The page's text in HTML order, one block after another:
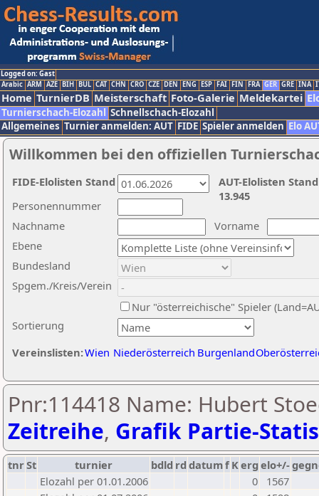
Logged on: Gast
Arabic ARM AZE BIH BUL CAT CHN CRO CZE DEN ENG ESP FAI FIN FRA GER GRE INA
Home TurnierDB Meisterschaft Foto-Galerie Meldekartei
Turnierschach-Elozahl Schnellschach-Elozahl
Allgemeines Turnier anmelden: AUT FIDE Spieler anmelden Elo
Willkommen bei den offiziellen
Nachname
Vorname
Ebene
Sortierung
Personennummer
Bundesland
Spgem./Kreis/Verein
Nur "österreichische" Spieler
Vereinslisten:Wien Niederösterreich Burgenland
AUT-Elolisten
13.945
FIDE-Elolisten Stand
Pnr:114418 Name: Hubert
Zeitreihe, Grafik Partie-
tnrSt turnier bdld rd datumf Kerg elo+/-
Elozahl per 01.01.2006
0
1567